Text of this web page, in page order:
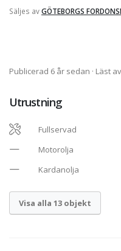
Säljes avGÖTEBORGS
Publicerad 6 år sedan · Läst
Utrustning
Fullservad
Motorolja
Kardanolja
Visa alla 13 objekt